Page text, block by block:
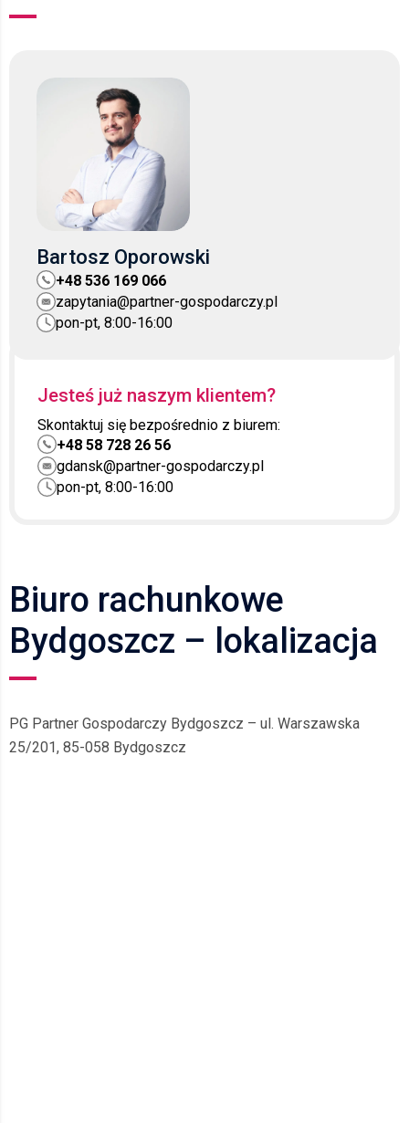
Bartosz Oporowski
+48 536 169 066
zapytania@partner-gospodarczy.pl
pon-pt, 8:00-16:00
Jesteś już naszym klientem?
Skontaktuj się bezpośrednio z biurem:
+48 58 728 26 56
gdansk@partner-gospodarczy.pl
pon-pt, 8:00-16:00
Biuro rachunkowe
Bydgoszcz – lokalizacja
PG Partner Gospodarczy Bydgoszcz – ul. Warszawska
25/201, 85-058 Bydgoszcz